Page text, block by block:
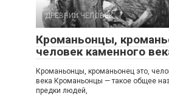
ДРЕВНИЙ ЧЕЛОВЕК
Кроманьонцы,
человек каменного
Кроманьонцы, кроманьонец это,
века Кроманьонцы — такое общее
предки людей,